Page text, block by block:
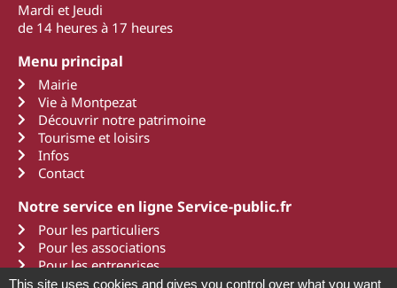
Mardi et Jeudi
de 14 heures à 17 heures
Menu principal
Mairie
Vie à Montpezat
Découvrir notre patrimoine
Tourisme et loisirs
Infos
Contact
Notre service en ligne Service-public.fr
Pour les particuliers
Pour les associations
Pour les entreprises
This site uses cookies and gives you control over what you want